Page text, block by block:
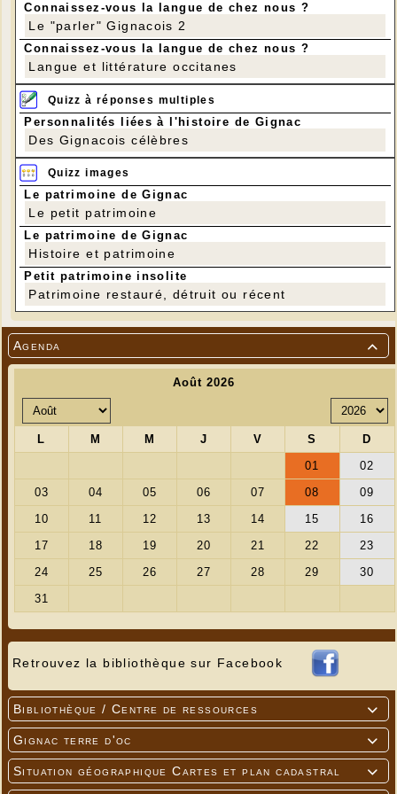

Agenda
Retrouvez la bibliothèque sur Facebook

Bibliothèque / Centre de ressources

Gignac terre d'oc

Situation géographique Cartes et plan cadastral
Connaissez-vous la langue de chez nous ?
Le "parler" Gignacois 2
Connaissez-vous la langue de chez nous ?
Langue et littérature occitanes
Quizz à réponses multiples
Personnalités liées à l'histoire de Gignac
Des Gignacois célèbres
Quizz images
Le patrimoine de Gignac
Le petit patrimoine
Le patrimoine de Gignac
Histoire et patrimoine
Petit patrimoine insolite
Patrimoine restauré, détruit ou récent